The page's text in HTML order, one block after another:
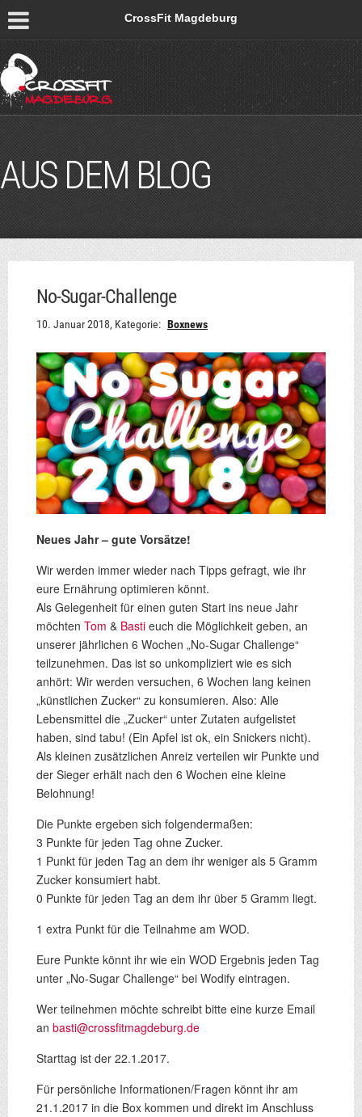
CrossFit Magdeburg
AUS DEM BLOG
No-Sugar-Challenge
10. Januar 2018, Kategorie: Boxnews
Neues Jahr – gute Vorsätze!
Wir werden immer wieder nach Tipps gefragt, wie ihr
eure Ernährung optimieren könnt.
Als Gelegenheit für einen guten Start ins neue Jahr
möchten Tom & Basti euch die Möglichkeit geben, an
unserer jährlichen 6 Wochen „No-Sugar Challenge“
teilzunehmen. Das ist so unkompliziert wie es sich
anhört: Wir werden versuchen, 6 Wochen lang keinen
„künstlichen Zucker“ zu konsumieren. Also: Alle
Lebensmittel die „Zucker“ unter Zutaten aufgelistet
haben, sind tabu! (Ein Apfel ist ok, ein Snickers nicht).
Als kleinen zusätzlichen Anreiz verteilen wir Punkte und
der Sieger erhält nach den 6 Wochen eine kleine
Belohnung!
Die Punkte ergeben sich folgendermaßen:
3 Punkte für jeden Tag ohne Zucker.
1 Punkt für jeden Tag an dem ihr weniger als 5 Gramm
Zucker konsumiert habt.
0 Punkte für jeden Tag an dem ihr über 5 Gramm liegt.
1 extra Punkt für die Teilnahme am WOD.
Eure Punkte könnt ihr wie ein WOD Ergebnis jeden Tag
unter „No-Sugar Challenge“ bei Wodify eintragen.
Wer teilnehmen möchte schreibt bitte eine kurze Email
an basti@crossfitmagdeburg.de
Starttag ist der 22.1.2017.
Für persönliche Informationen/Fragen könnt ihr am
21.1.2017 in die Box kommen und direkt im Anschluss